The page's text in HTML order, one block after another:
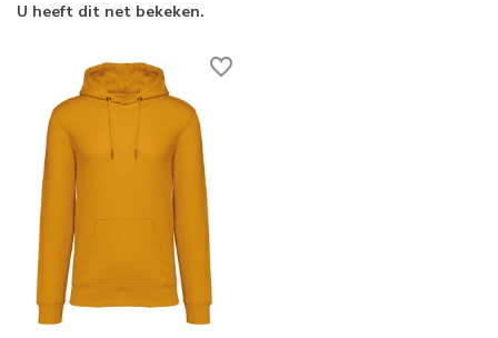
U heeft dit net bekeken.